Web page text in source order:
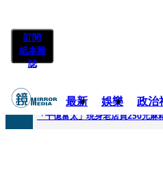
訂閱
紙本雜
誌
最新 娛樂 政治
快訊